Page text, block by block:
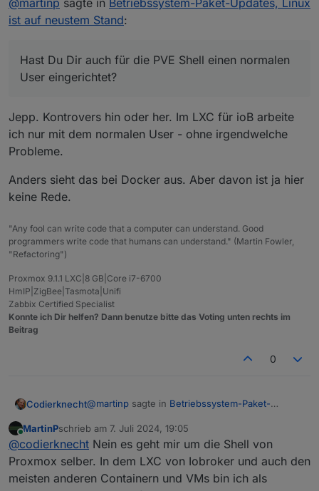
@martinp sagte in Betriebssystem-Paket-Updates, Linux
ist auf neustem Stand:
Hast Du Dir auch für die PVE Shell einen normalen
User eingerichtet?
Jepp. Kontrovers hin oder her. Im LXC für ioB arbeite
ich nur mit dem normalen User - ohne irgendwelche
Probleme.
Anders sieht das bei Docker aus. Aber davon ist ja hier
keine Rede.
"Any fool can write code that a computer can understand. Good
programmers write code that humans can understand." (Martin Fowler,
"Refactoring")
Proxmox 9.1.1 LXC|8 GB|Core i7-6700
HmIP|ZigBee|Tasmota|Unifi
Zabbix Certified Specialist
Konnte ich Dir helfen? Dann benutze bitte das Voting unten rechts im
Beitrag
0
Codierknecht@martinp sagte in Betriebssystem-Paket-
Hast Du Dir auch für die PVE Shell einen
normalen User eingerichtet?
Jepp. Kontrovers hin oder her. Im LXC für ioB
arbeite ich nur mit dem normalen User - ohne
Online
MartinPschrieb am 7. Juli 2024, 19:05
zuletzt editiert von
@codierknecht Nein es geht mir um die Shell von
Proxmox selber. In dem LXC von Iobroker und auch den
meisten anderen Containern und VMs bin ich als